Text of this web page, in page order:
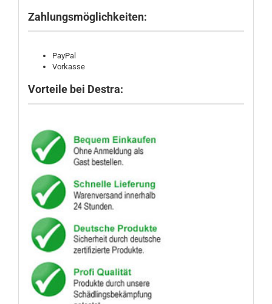
Zahlungsmöglichkeiten:
PayPal
Vorkasse
Vorteile bei Destra: